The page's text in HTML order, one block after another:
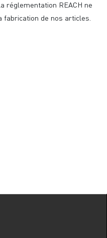
réglementation REACH ne
fabrication de nos articles.